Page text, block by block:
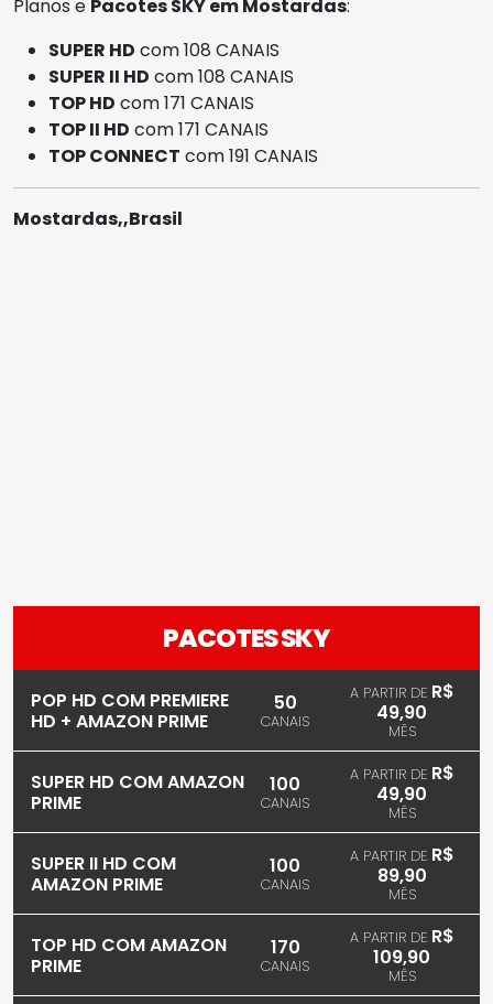
Planos e Pacotes SKY em Mostardas:
SUPER HD com 108 CANAIS
SUPER II HD com 108 CANAIS
TOP HD com 171 CANAIS
TOP II HD com 171 CANAIS
TOP CONNECT com 191 CANAIS
Mostardas,,Brasil
PACOTES SKY
POP HD COM PREMIERE
HD + AMAZON PRIME
50
CANAIS
A PARTIR DE R$
49,90
MÊS
SUPER HD COM AMAZON
PRIME
100
CANAIS
A PARTIR DE R$
49,90
MÊS
SUPER II HD COM
AMAZON PRIME
100
CANAIS
A PARTIR DE R$
89,90
MÊS
TOP HD COM AMAZON
PRIME
170
CANAIS
A PARTIR DE R$
109,90
MÊS